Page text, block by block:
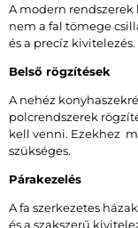
A modern
nem a fal tömege
és a precíz kivitelezés.
Belső rögzítések
A nehéz
polcrendszerek
kell venni. Ezekhez
szükséges.
Párakezelés
A fa szerkezetes
és a szakszerű